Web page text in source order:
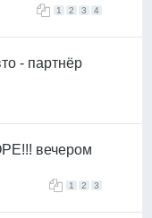
1 2 3 4
- партнёр
вечером
1 2 3